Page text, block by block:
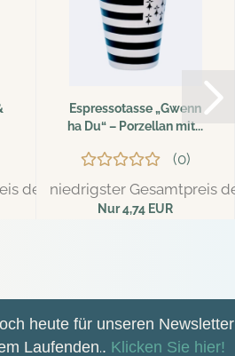
der letzten 30 Tage: 11,95 EUR
Espressotasse „Gwenn
ha Du“ – Porzellan mit...
0
niedrigster Gesamtpreis
Nur 4,74 EUR
heute für unseren Newsletter
Laufenden.. Klicken Sie hier!